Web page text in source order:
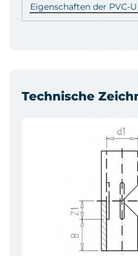
Eigenschaften der PVC-
Technische